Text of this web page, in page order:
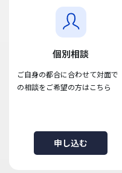
個別相談
ご自身の都合に合わせて対面で
の相談をご希望の方はこちら
申し込む